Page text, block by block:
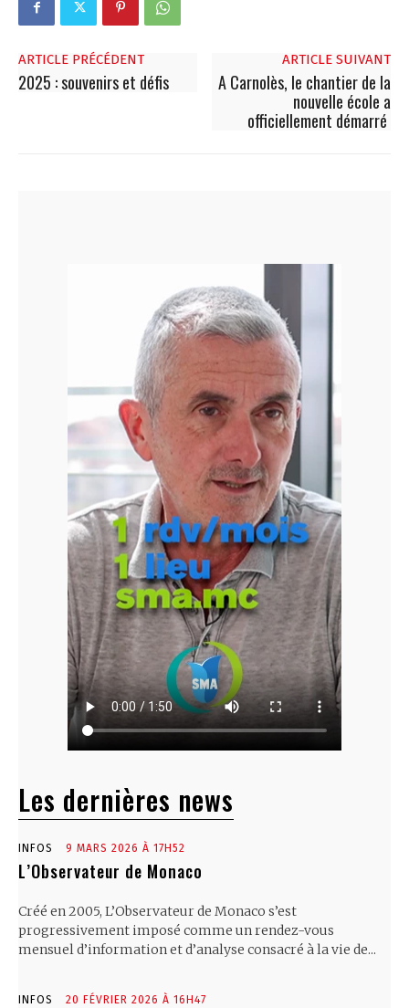
ARTICLE PRÉCÉDENT
2025 : souvenirs et défis
ARTICLE SUIVANT
A Carnolès, le chantier de la
nouvelle école a
officiellement démarré
Les dernières news
INFOS 9 MARS 2026 À 17H52
L’Observateur de Monaco
Créé en 2005, L’Observateur de Monaco s’est
progressivement imposé comme un rendez-vous
mensuel d’information et d’analyse consacré à la vie de...
INFOS 20 FÉVRIER 2026 À 16H47